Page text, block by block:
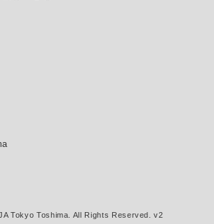
Tokyo Toshima. All Rights Reserved. v2